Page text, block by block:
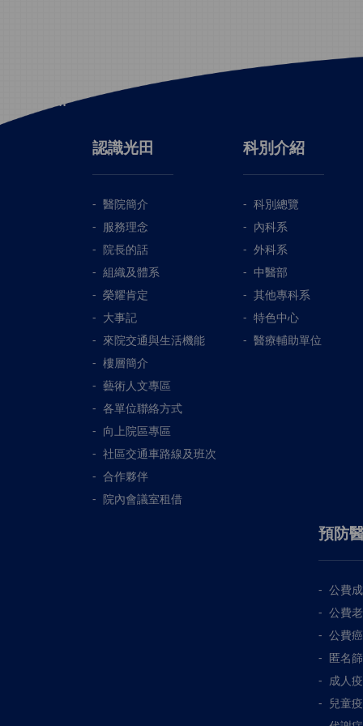
:::
認識光田
醫院簡介
服務理念
院長的話
組織及體系
榮耀肯定
大事記
來院交通與生活機能
樓層簡介
藝術人文專區
各單位聯絡方式
向上院區專區
社區交通車路線及班次
合作夥伴
院內會議室租借
科別介紹
科別總覽
內科系
外科系
中醫部
其他專科系
特色中心
醫療輔助單位
預防
公費
公費
公費
匿名
成人
兒童